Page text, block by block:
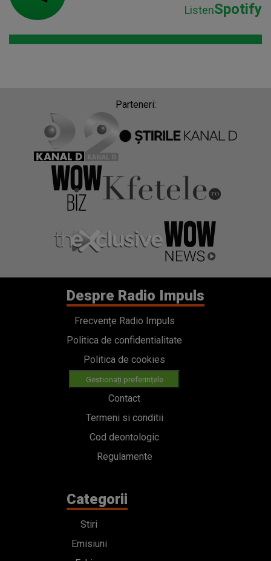
ListenSpotify
Parteneri:
Despre Radio Impuls
Frecvențe Radio Impuls
Politica de confidentialitate
Politica de cookies
Gestionați preferințele
Contact
Termeni si conditii
Cod deontologic
Regulamente
Categorii
Stiri
Emisiuni